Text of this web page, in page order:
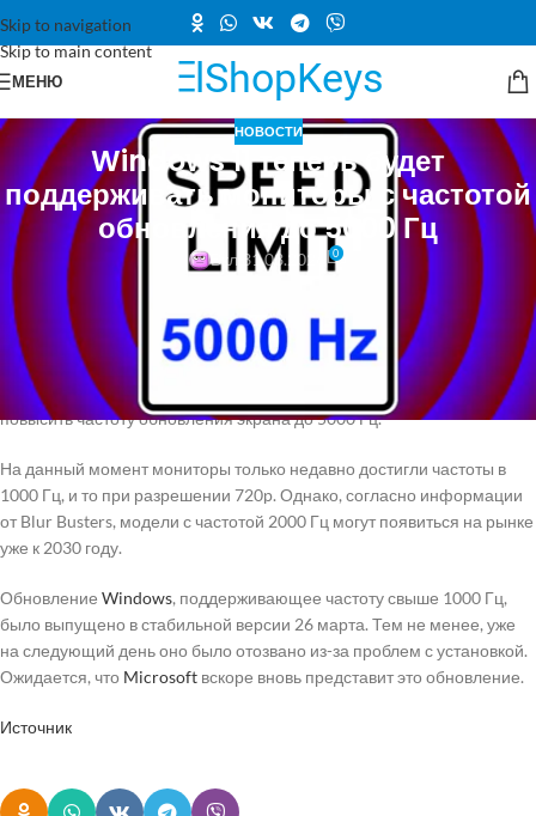
Skip to navigation
Skip to main content
МЕНЮ
НОВОСТИ
Windows 11 теперь будет
поддерживать мониторы с частотой
обновления до 5000 Гц
Вкл 31.03.2026 0
Windows 11 недавно начала поддерживать мониторы с частотой
обновления свыше 1000 Гц, однако теперь стало известно о
реальном верхнем пределе этой частоты. Хотя сама Microsoft не
предоставила подробностей, выяснилось, что Марк Рейхон из Blur
Busters сыграл ключевую роль в убеждении компании значительно
повысить частоту обновления экрана до 5000 Гц.
На данный момент мониторы только недавно достигли частоты в
1000 Гц, и то при разрешении 720p. Однако, согласно информации
от Blur Busters, модели с частотой 2000 Гц могут появиться на рынке
уже к 2030 году.
Обновление Windows, поддерживающее частоту свыше 1000 Гц,
было выпущено в стабильной версии 26 марта. Тем не менее, уже
на следующий день оно было отозвано из-за проблем с установкой.
Ожидается, что Microsoft вскоре вновь представит это обновление.
Источник